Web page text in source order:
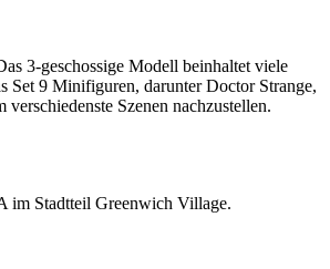
3-geschossige Modell beinhaltet viele
Set 9 Minifiguren, darunter Doctor Strange,
Szenen nachzustellen.
im Stadtteil Greenwich Village.